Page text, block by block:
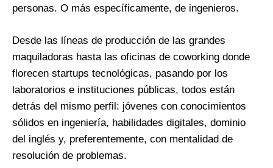
personas. O más específicamente, de ingenieros.
Desde las líneas de producción de las grandes
maquiladoras hasta las oficinas de coworking donde
florecen startups tecnológicas, pasando por los
laboratorios e instituciones públicas, todos están
detrás del mismo perfil: jóvenes con conocimientos
sólidos en ingeniería, habilidades digitales, dominio
del inglés y, preferentemente, con mentalidad de
resolución de problemas.